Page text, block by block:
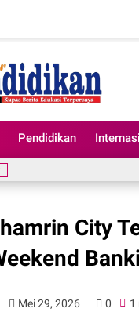
Pendidikan
City
Mei 29, 2026 0 1